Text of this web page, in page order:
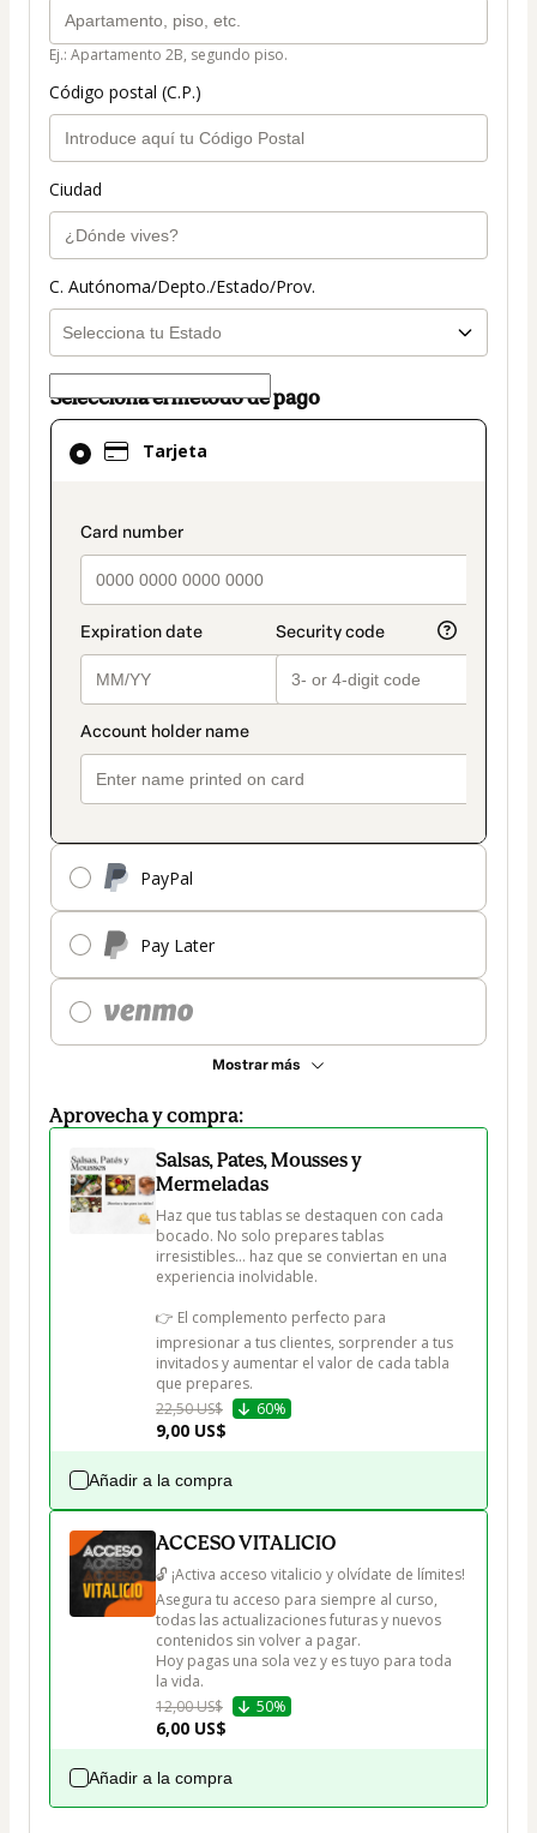
Ej.: Apartamento 2B, segundo piso.
Código postal (C.P.)
Ciudad
C. Autónoma/Depto./Estado/Prov.
Selecciona el método de pago
Tarjeta
payment_data.section_title_v2
PayPal
Pay Later
Mostrar más
El
método
seleccionado
Tarjeta
Aprovecha y compra:
Salsas, Pates, Mousses y
Mermeladas
Haz que tus tablas se destaquen con cada
bocado. No solo prepares tablas
irresistibles… haz que se conviertan en una
experiencia inolvidable.
👉 El complemento perfecto para
impresionar a tus clientes, sorprender a tus
invitados y aumentar el valor de cada tabla
que prepares.
22,50 US$
60%
9,00 US$
Añadir a la compra
ACCESO VITALICIO
🔓 ¡Activa acceso vitalicio y olvídate de límites!
Asegura tu acceso para siempre al curso,
todas las actualizaciones futuras y nuevos
contenidos sin volver a pagar.
Hoy pagas una sola vez y es tuyo para toda
la vida.
12,00 US$
50%
6,00 US$
Añadir a la compra